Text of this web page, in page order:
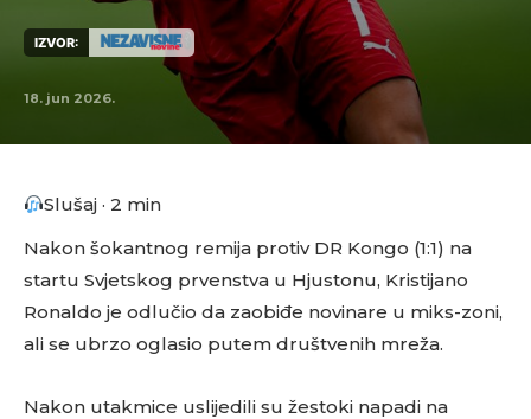
IZVOR:
18. jun 2026.
Slušaj · 2 min
Nakon šokantnog remija protiv DR Kongo (1:1) na
startu Svjetskog prvenstva u Hjustonu, Kristijano
Ronaldo je odlučio da zaobiđe novinare u miks-zoni,
ali se ubrzo oglasio putem društvenih mreža.
Nakon utakmice uslijedili su žestoki napadi na